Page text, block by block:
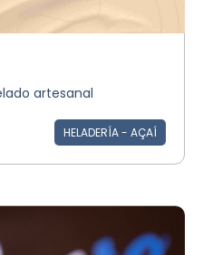
artesanal
HELADERÍA - AÇAÍ